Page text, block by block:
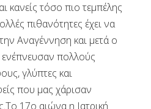
κανείς τόσο πιο τεμπέλης
πιθανότητες έχει να
Αναγέννηση και μετά ο
ενέπνευσαν πολλούς
γλύπτες και
που μας χάρισαν
17ο αιώνα η Ιατρική